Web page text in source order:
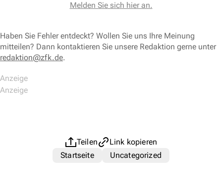
Melden Sie sich hier an.
Haben Sie Fehler entdeckt? Wollen Sie uns Ihre Meinung
mitteilen? Dann kontaktieren Sie unsere Redaktion gerne unter
redaktion@zfk.de.
Teilen
Link kopieren
Startseite
Uncategorized